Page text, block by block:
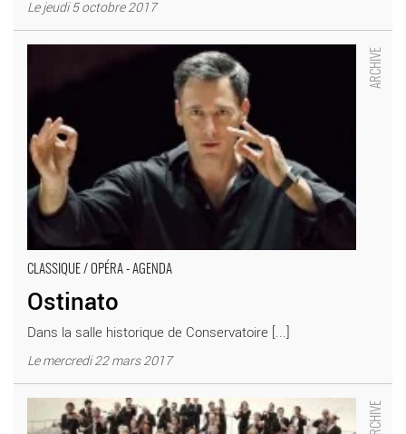
Le jeudi 5 octobre 2017
CLASSIQUE / OPÉRA - AGENDA
Ostinato
Dans la salle historique de Conservatoire [...]
Le mercredi 22 mars 2017
Opéra Paris Théâtre des Champs-Élysées